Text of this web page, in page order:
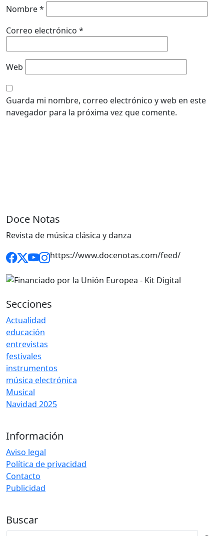
Nombre*
Correo electrónico *
Web
Guarda mi nombre, correo electrónico y web en este
navegador para la próxima vez que comente.
Doce Notas
Revista de música clásica y danza
https://www.docenotas.com/feed/
Secciones
Actualidad
educación
entrevistas
festivales
instrumentos
música electrónica
Musical
Navidad 2025
Información
Aviso legal
Política de privacidad
Contacto
Publicidad
Buscar